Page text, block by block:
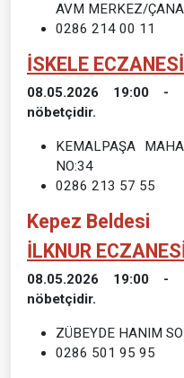
AVM MERKEZ/
0286 214 00 11
İSKELE
08.05.2026 19:00 -
nöbetçidir.
KEMALPAŞA
NO:34
0286 213 57 55
Kepez Beldesi
İLKNUR
08.05.2026 19:00 -
nöbetçidir.
ZÜBEYDE HANIM
0286 501 95 95